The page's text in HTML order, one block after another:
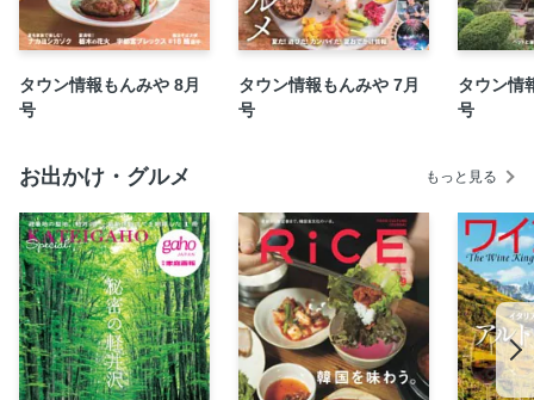
ようこそ♡もん太の部屋
ご当地FILE
自社広告
栃木で働くっておもしろい！BeCAL【ビーカル】
栃木SC
H.C.栃木日光アイスバックス
宇都宮ブリッツェン
栃木ゴールデンブレーブス
編集後記
Astrology
読者プレゼント
タウン情報もんみや 8月
号
タウン情報もんみや 7月
号
タウン情
号
お出かけ・グルメ もっと見る